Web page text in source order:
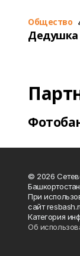
Общество
Дедушка
© 2026
При
сайт
Категория
Об